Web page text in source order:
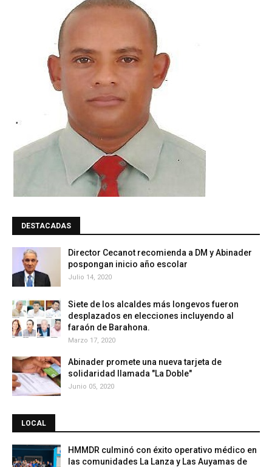
DESTACADAS
Director Cecanot recomienda a DM y Abinader
pospongan inicio año escolar
Julio 14, 2020
Siete de los alcaldes más longevos fueron
desplazados en elecciones incluyendo al
faraón de Barahona.
Marzo 17, 2020
Abinader promete una nueva tarjeta de
solidaridad llamada "La Doble"
Junio 05, 2020
LOCAL
HMMDR culminó con éxito operativo médico en
las comunidades La Lanza y Las Auyamas de